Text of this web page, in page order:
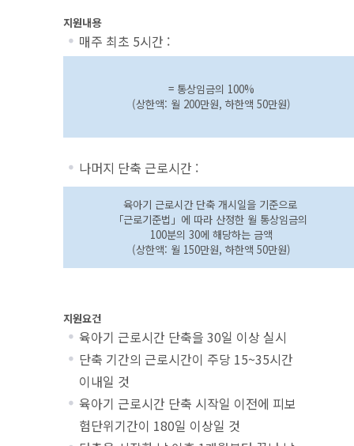
지원내용
매주 최초 5시간 :
= 통상임금의 100%
(상한액: 월 200만원, 하한액 50만원)
나머지 단축 근로시간 :
육아기 근로시간 단축 개시일을 기준으로
「근로기준법」에 따라 산정한 월 통상임금의
100분의 30에 해당하는 금액
(상한액: 월 150만원, 하한액 50만원)
지원요건
육아기 근로시간 단축을 30일 이상 실시
단축 기간의 근로시간이 주당 15~35시간
이내일 것
육아기 근로시간 단축 시작일 이전에 피보
험단위기간이 180일 이상일 것